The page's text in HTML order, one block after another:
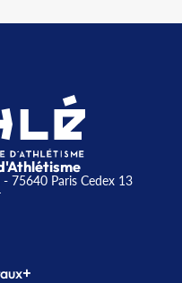
75640 Paris Cedex 13
+